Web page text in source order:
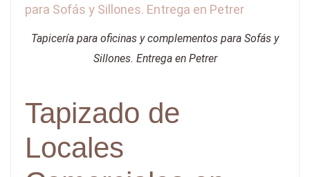
Tapicería para oficinas y complementos para Sofás y
Sillones. Entrega en Petrer
Tapizado de
Locales